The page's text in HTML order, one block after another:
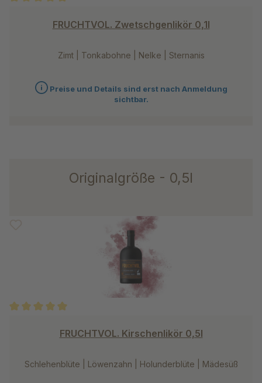
FRUCHTVOL. Zwetschgenlikör 0,1l
Zimt | Tonkabohne | Nelke | Sternanis
Preise und Details sind erst nach Anmeldung
sichtbar.
Originalgröße - 0,5l
FRUCHTVOL. Kirschenlikör 0,5l
Schlehenblüte | Löwenzahn | Holunderblüte | Mädesüß